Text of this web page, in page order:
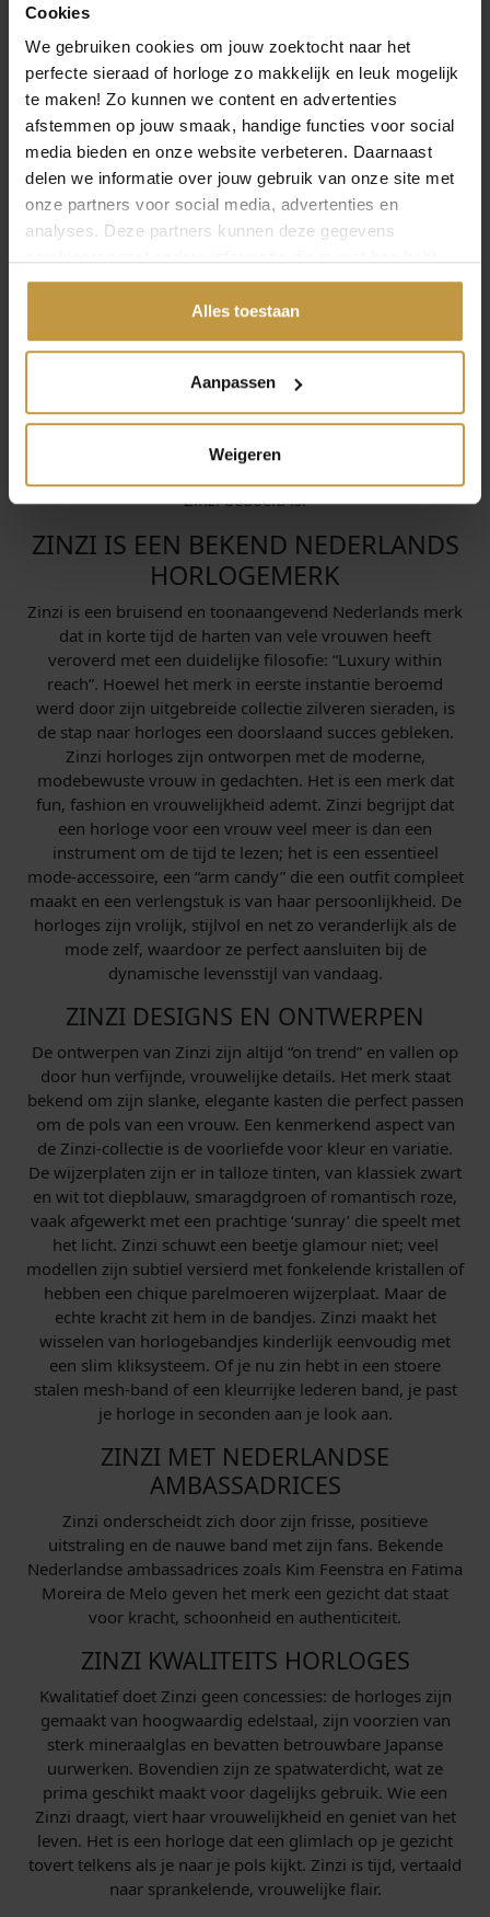
Cookies
We gebruiken cookies om jouw zoektocht naar het
perfecte sieraad of horloge zo makkelijk en leuk mogelijk
te maken! Zo kunnen we content en advertenties
afstemmen op jouw smaak, handige functies voor social
media bieden en onze website verbeteren. Daarnaast
delen we informatie over jouw gebruik van onze site met
onze partners voor social media, advertenties en
analyses. Deze partners kunnen deze gegevens
gedeeld of die ze hebben verzameld via jouw gebruik van
Alles toestaan
Aanpassen
Weigeren
BICOLOR
Direct leverbaar, 1
werkdag
Direct leverbaar, 1
werkdag
INFORMATIE OVER ZINZI HORLOGES
Zinzi horloges staan voor stijlvolle elegantie met een
tijdloze klasse met trendy details, waardoor elk horloge
moeiteloos aansluit bij jouw persoonlijke look. Met
biedt Zinzi een veelzijdige collectie die perfect is voor elke
dag én elke gelegenheid. Een horloge dat mode,
Zinzi bedoeld is.
ZINZI IS EEN BEKEND NEDERLANDS
HORLOGEMERK
Zinzi is een bruisend en toonaangevend Nederlands merk
dat in korte tijd de harten van vele vrouwen heeft
veroverd met een duidelijke filosofie: “Luxury within
reach”. Hoewel het merk in eerste instantie beroemd
werd door zijn uitgebreide collectie zilveren sieraden, is
de stap naar horloges een doorslaand succes gebleken.
Zinzi horloges zijn ontworpen met de moderne,
modebewuste vrouw in gedachten. Het is een merk dat
fun, fashion en vrouwelijkheid ademt. Zinzi begrijpt dat
een horloge voor een vrouw veel meer is dan een
instrument om de tijd te lezen; het is een essentieel
mode-accessoire, een “arm candy” die een outfit compleet
maakt en een verlengstuk is van haar persoonlijkheid. De
horloges zijn vrolijk, stijlvol en net zo veranderlijk als de
mode zelf, waardoor ze perfect aansluiten bij de
dynamische levensstijl van vandaag.
ZINZI DESIGNS EN ONTWERPEN
De ontwerpen van Zinzi zijn altijd “on trend” en vallen op
door hun verfijnde, vrouwelijke details. Het merk staat
bekend om zijn slanke, elegante kasten die perfect passen
om de pols van een vrouw. Een kenmerkend aspect van
de Zinzi-collectie is de voorliefde voor kleur en variatie.
De wijzerplaten zijn er in talloze tinten, van klassiek zwart
en wit tot diepblauw, smaragdgroen of romantisch roze,
vaak afgewerkt met een prachtige ‘sunray’ die speelt met
het licht. Zinzi schuwt een beetje glamour niet; veel
modellen zijn subtiel versierd met fonkelende kristallen of
hebben een chique parelmoeren wijzerplaat. Maar de
echte kracht zit hem in de bandjes. Zinzi maakt het
wisselen van horlogebandjes kinderlijk eenvoudig met
een slim kliksysteem. Of je nu zin hebt in een stoere
stalen mesh-band of een kleurrijke lederen band, je past
je horloge in seconden aan je look aan.
ZINZI MET NEDERLANDSE
AMBASSADRICES
Zinzi onderscheidt zich door zijn frisse, positieve
uitstraling en de nauwe band met zijn fans. Bekende
Nederlandse ambassadrices zoals Kim Feenstra en Fatima
Moreira de Melo geven het merk een gezicht dat staat
voor kracht, schoonheid en authenticiteit.
ZINZI KWALITEITS HORLOGES
Kwalitatief doet Zinzi geen concessies: de horloges zijn
gemaakt van hoogwaardig edelstaal, zijn voorzien van
sterk mineraalglas en bevatten betrouwbare Japanse
uurwerken. Bovendien zijn ze spatwaterdicht, wat ze
prima geschikt maakt voor dagelijks gebruik. Wie een
Zinzi draagt, viert haar vrouwelijkheid en geniet van het
leven. Het is een horloge dat een glimlach op je gezicht
tovert telkens als je naar je pols kijkt. Zinzi is tijd, vertaald
naar sprankelende, vrouwelijke flair.